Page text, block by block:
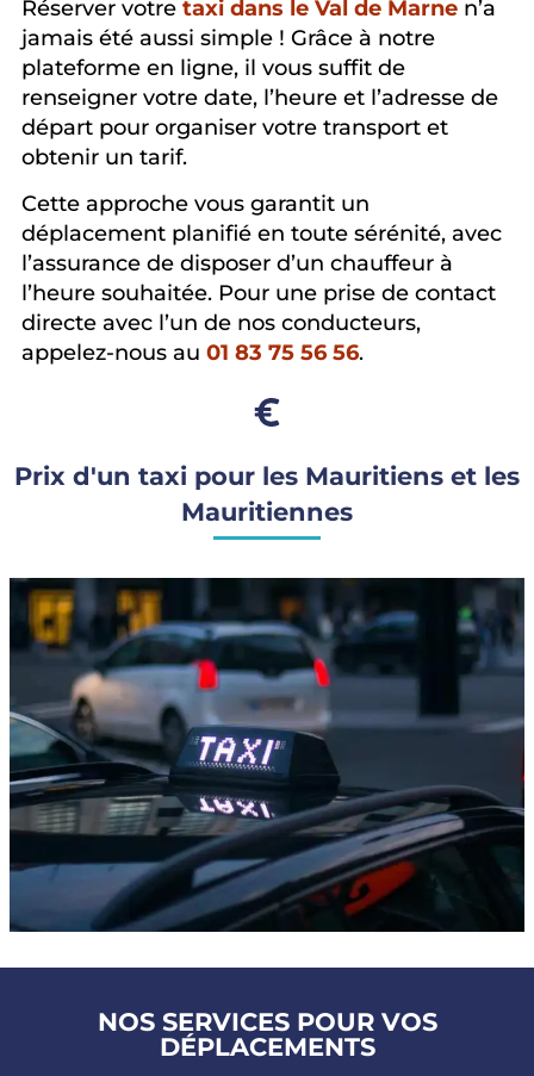
Prix d'un taxi pour les Mauritiens et les
Mauritiennes
Réserver votre taxi dans le Val de Marne n’a
jamais été aussi simple ! Grâce à notre
plateforme en ligne, il vous suffit de
renseigner votre date, l’heure et l’adresse de
départ pour organiser votre transport et
obtenir un tarif.
Cette approche vous garantit un
déplacement planifié en toute sérénité, avec
l’assurance de disposer d’un chauffeur à
l’heure souhaitée. Pour une prise de contact
directe avec l’un de nos conducteurs,
appelez-nous au 01 83 75 56 56.
NOS SERVICES POUR VOS
DÉPLACEMENTS